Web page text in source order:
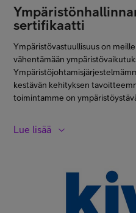
sertifikaatti​
Ympäristövastuullisuus on
vähentämään
kestävän kehityksen
toimintamme on
Lue lisää
Telia Finlandilla on